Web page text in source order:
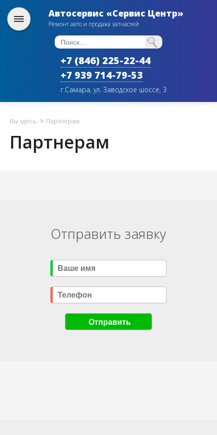
Автосервис «Сервис Центр»
Ремонт авто и продажа запчастей
+7 (846) 225-22-44
+7 939 714-79-53
г.Самара, ул. Заводское шоссе, 3
Вы здесь: Партнерам
Партнерам
Отправить заявку